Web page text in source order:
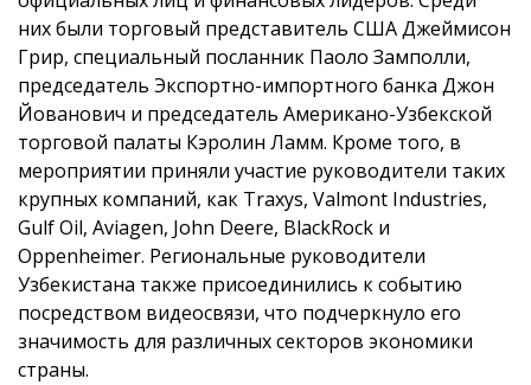
них были торговый представитель США Джеймисон
Грир, специальный посланник Паоло Замполли,
председатель Экспортно-импортного банка Джон
Йованович и председатель Американо-Узбекской
торговой палаты Кэролин Ламм. Кроме того, в
мероприятии приняли участие руководители таких
крупных компаний, как Traxys, Valmont Industries,
Gulf Oil, Aviagen, John Deere, BlackRock и
Oppenheimer. Региональные руководители
Узбекистана также присоединились к событию
посредством видеосвязи, что подчеркнуло его
значимость для различных секторов экономики
страны.